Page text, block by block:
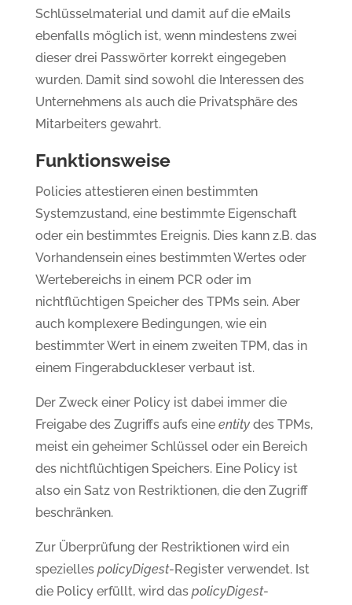
Schlüsselmaterial und damit auf die eMails
ebenfalls möglich ist, wenn mindestens zwei
dieser drei Passwörter korrekt eingegeben
wurden. Damit sind sowohl die Interessen des
Unternehmens als auch die Privatsphäre des
Mitarbeiters gewahrt.
Funktionsweise
Policies attestieren einen bestimmten
Systemzustand, eine bestimmte Eigenschaft
oder ein bestimmtes Ereignis. Dies kann z.B. das
Vorhandensein eines bestimmten Wertes oder
Wertebereichs in einem PCR oder im
nichtflüchtigen Speicher des TPMs sein. Aber
auch komplexere Bedingungen, wie ein
bestimmter Wert in einem zweiten TPM, das in
einem Fingerabduckleser verbaut ist.
Der Zweck einer Policy ist dabei immer die
Freigabe des Zugriffs aufs eine entitydes TPMs,
meist ein geheimer Schlüssel oder ein Bereich
des nichtflüchtigen Speichers. Eine Policy ist
also ein Satz von Restriktionen, die den Zugriff
beschränken.
Zur Überprüfung der Restriktionen wird ein
spezielles policyDigest-Register verwendet. Ist
die Policy erfüllt, wird das policyDigest-